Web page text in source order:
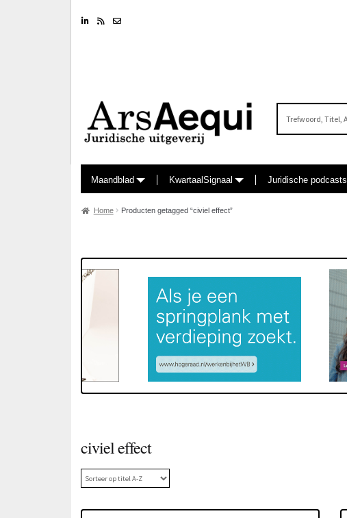
LinkedinRSS feed
Maandblad KwartaalSignaal Juridische podcasts
Home Producten getagged “civiel effect”
civiel effect